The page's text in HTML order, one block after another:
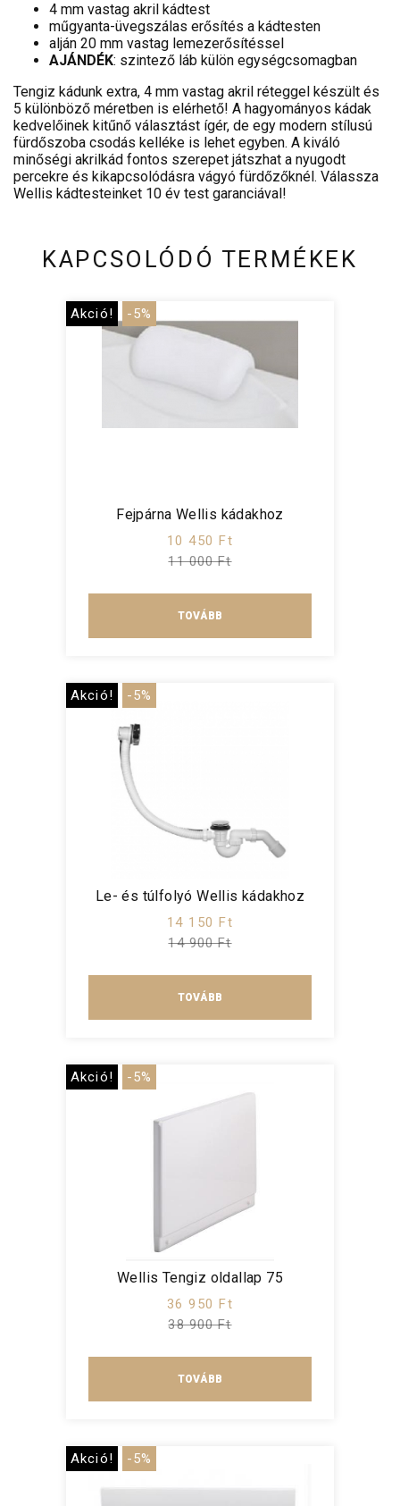
4 mm vastag akril kádtest
műgyanta-üvegszálas erősítés a kádtesten
alján 20 mm vastag lemezerősítéssel
AJÁNDÉK: szintező láb külön egységcsomagban
Tengiz kádunk extra, 4 mm vastag akril réteggel készült és
5 különböző méretben is elérhető! A hagyományos kádak
kedvelőinek kitűnő választást ígér, de egy modern stílusú
fürdőszoba csodás kelléke is lehet egyben. A kiváló
minőségi akrilkád fontos szerepet játszhat a nyugodt
percekre és kikapcsolódásra vágyó fürdőzőknél. Válassza
Wellis kádtesteinket 10 év test garanciával!
KAPCSOLÓDÓ TERMÉKEK
Akció! -5%
Fejpárna Wellis kádakhoz
10 450 Ft
11 000 Ft
TOVÁBB
Akció! -5%
Le- és túlfolyó Wellis kádakhoz
14 150 Ft
14 900 Ft
TOVÁBB
Akció! -5%
Wellis Tengiz oldallap 75
36 950 Ft
38 900 Ft
TOVÁBB
Akció! -5%